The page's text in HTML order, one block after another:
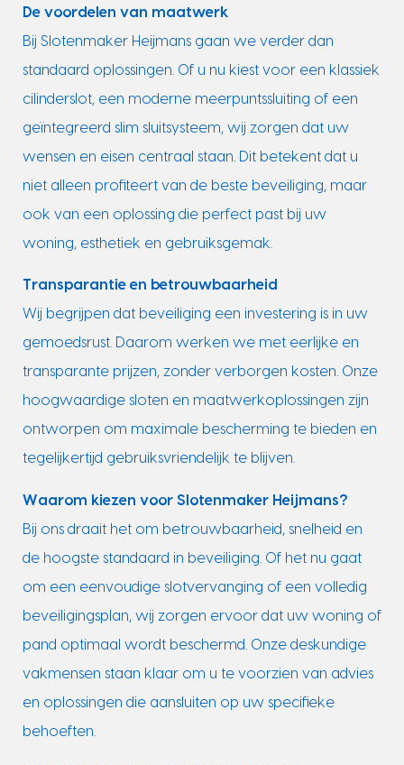
De voordelen van maatwerk
Bij Slotenmaker Heijmans gaan we verder dan
standaard oplossingen. Of u nu kiest voor een klassiek
cilinderslot, een moderne meerpuntssluiting of een
geïntegreerd slim sluitsysteem, wij zorgen dat uw
wensen en eisen centraal staan. Dit betekent dat u
niet alleen profiteert van de beste beveiliging, maar
ook van een oplossing die perfect past bij uw
woning, esthetiek en gebruiksgemak.
Transparantie en betrouwbaarheid
Wij begrijpen dat beveiliging een investering is in uw
gemoedsrust. Daarom werken we met eerlijke en
transparante prijzen, zonder verborgen kosten. Onze
hoogwaardige sloten en maatwerkoplossingen zijn
ontworpen om maximale bescherming te bieden en
tegelijkertijd gebruiksvriendelijk te blijven.
Waarom kiezen voor Slotenmaker Heijmans?
Bij ons draait het om betrouwbaarheid, snelheid en
de hoogste standaard in beveiliging. Of het nu gaat
om een eenvoudige slotvervanging of een volledig
beveiligingsplan, wij zorgen ervoor dat uw woning of
pand optimaal wordt beschermd. Onze deskundige
vakmensen staan klaar om u te voorzien van advies
en oplossingen die aansluiten op uw specifieke
behoeften.